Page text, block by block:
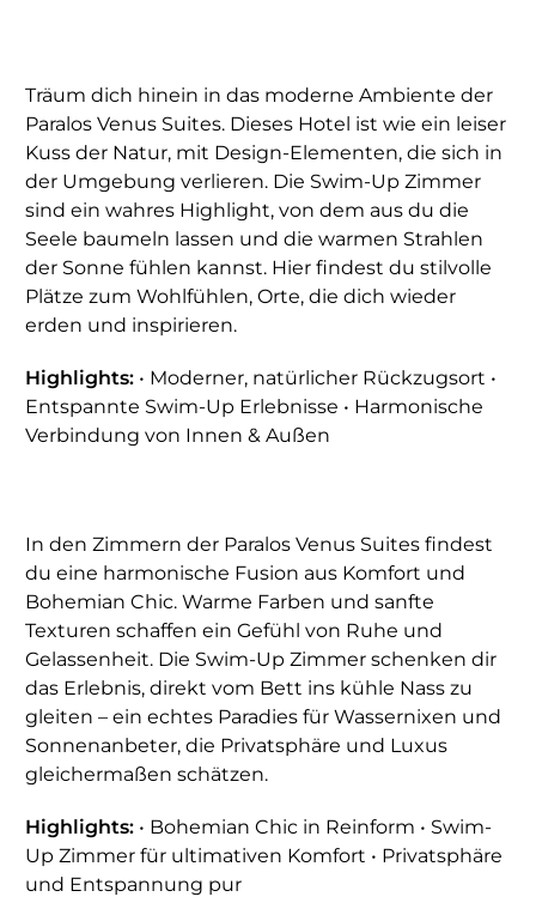
Träum dich hinein in das moderne Ambiente der
Paralos Venus Suites. Dieses Hotel ist wie ein leiser
Kuss der Natur, mit Design-Elementen, die sich in
der Umgebung verlieren. Die Swim-Up Zimmer
sind ein wahres Highlight, von dem aus du die
Seele baumeln lassen und die warmen Strahlen
der Sonne fühlen kannst. Hier findest du stilvolle
Plätze zum Wohlfühlen, Orte, die dich wieder
erden und inspirieren.
Highlights: • Moderner, natürlicher Rückzugsort •
Entspannte Swim-Up Erlebnisse • Harmonische
Verbindung von Innen & Außen
In den Zimmern der Paralos Venus Suites findest
du eine harmonische Fusion aus Komfort und
Bohemian Chic. Warme Farben und sanfte
Texturen schaffen ein Gefühl von Ruhe und
Gelassenheit. Die Swim-Up Zimmer schenken dir
das Erlebnis, direkt vom Bett ins kühle Nass zu
gleiten – ein echtes Paradies für Wassernixen und
Sonnenanbeter, die Privatsphäre und Luxus
gleichermaßen schätzen.
Highlights: • Bohemian Chic in Reinform • Swim-
Up Zimmer für ultimativen Komfort • Privatsphäre
und Entspannung pur